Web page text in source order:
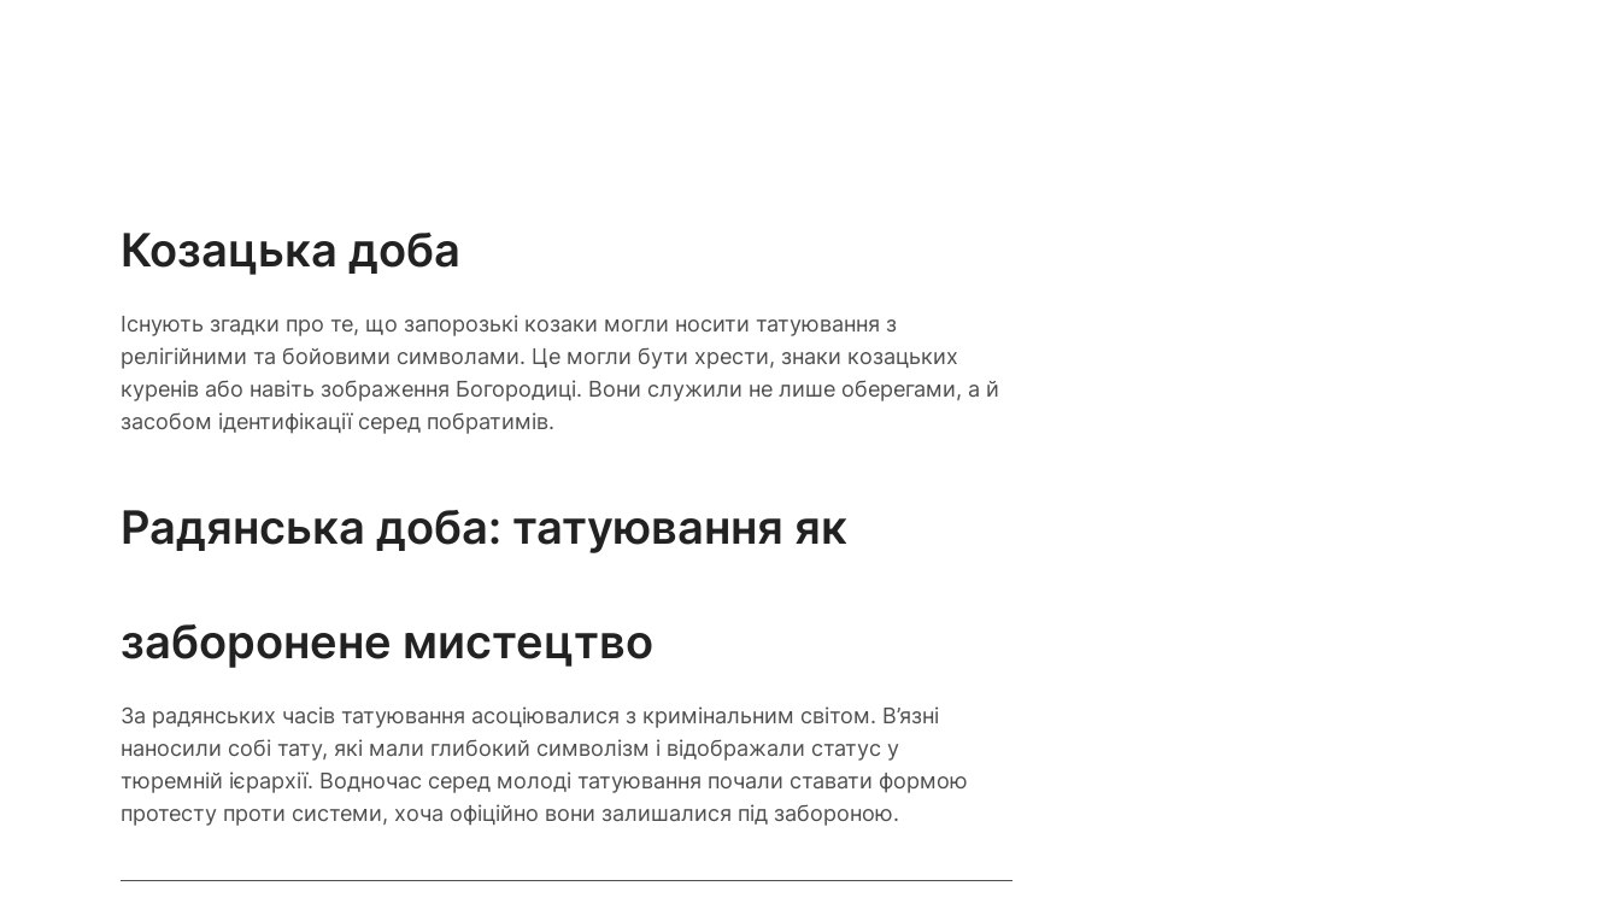
Козацька доба
Існують згадки про те, що запорозькі козаки могли носити татуювання з
релігійними та бойовими символами. Це могли бути хрести, знаки козацьких
куренів або навіть зображення Богородиці. Вони служили не лише оберегами, а й
засобом ідентифікації серед побратимів.
Радянська доба: татуювання як
заборонене мистецтво
За радянських часів татуювання асоціювалися з кримінальним світом. В’язні
наносили собі тату, які мали глибокий символізм і відображали статус у
тюремній ієрархії. Водночас серед молоді татуювання почали ставати формою
протесту проти системи, хоча офіційно вони залишалися під забороною.